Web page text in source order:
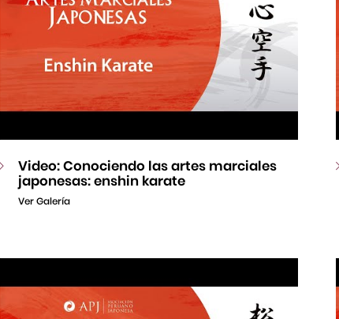
Video: Conociendo las artes marciales
japonesas: enshin karate
Ver Galería